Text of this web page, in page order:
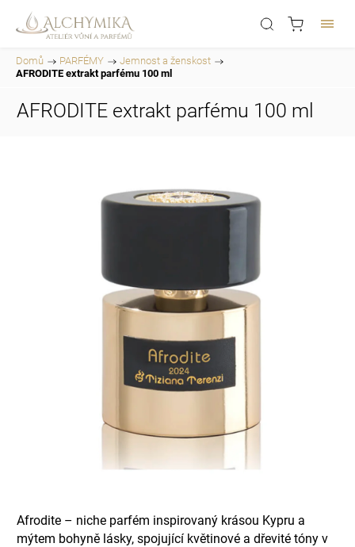
Domů / PARFÉMY / Jemnost a ženskost /
AFRODITE extrakt parfému 100 ml
AFRODITE extrakt parfému 100 ml
Afrodite – niche parfém inspirovaný krásou Kypru a
mýtem bohyně lásky, spojující květinové a dřevité tóny v